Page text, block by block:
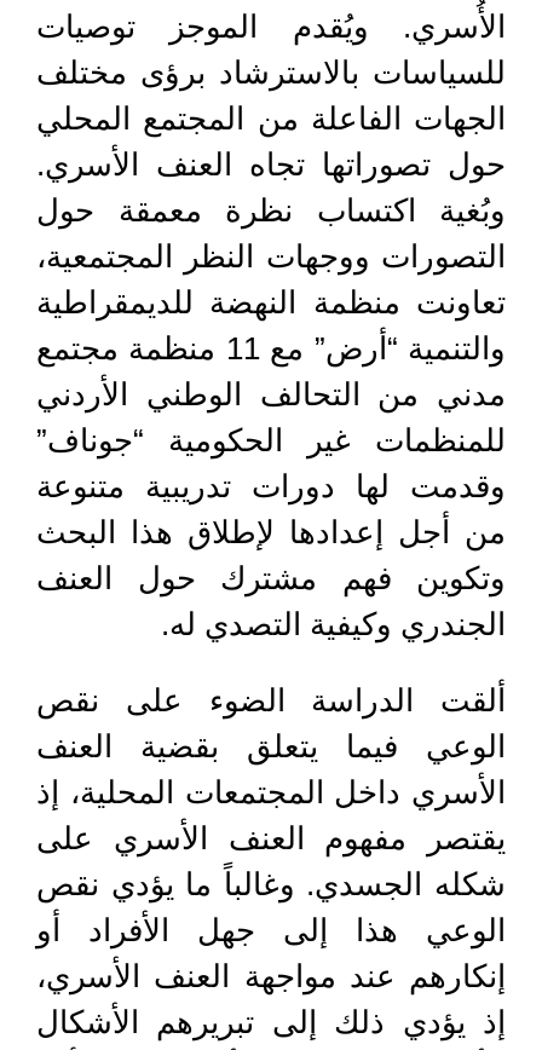
الأُسري. ويُقدم الموجز توصيات
للسياسات بالاسترشاد برؤى مختلف
الجهات الفاعلة من المجتمع المحلي
حول تصوراتها تجاه العنف الأسري.
وبُغية اكتساب نظرة معمقة حول
التصورات ووجهات النظر المجتمعية،
تعاونت منظمة النهضة للديمقراطية
والتنمية “أرض” مع 11 منظمة مجتمع
مدني من التحالف الوطني الأردني
للمنظمات غير الحكومية “جوناف”
وقدمت لها دورات تدريبية متنوعة
من أجل إعدادها لإطلاق هذا البحث
وتكوين فهم مشترك حول العنف
الجندري وكيفية التصدي له.
ألقت الدراسة الضوء على نقص
الوعي فيما يتعلق بقضية العنف
الأسري داخل المجتمعات المحلية، إذ
يقتصر مفهوم العنف الأسري على
شكله الجسدي. وغالباً ما يؤدي نقص
الوعي هذا إلى جهل الأفراد أو
إنكارهم عند مواجهة العنف الأسري،
إذ يؤدي ذلك إلى تبريرهم الأشكال